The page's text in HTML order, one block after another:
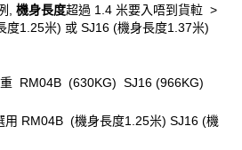
,機身長度超過 1.4 米要入唔到貨𨋢 >
度1.25米) 或 SJ16 (機身長度1.37米)
RM04B (630KG)SJ16 (966KG)
用 RM04B (機身長度1.25米) SJ16 (機